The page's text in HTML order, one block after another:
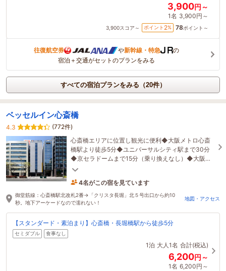
3,900円～
1名 3,900円～
3,900スコア～ ポイント 2% 78ポイント～
往復航空券 や新幹線・特急
の
宿泊＋交通がセットのプランをみる
すべての宿泊プランをみる（20件）
ベッセルイン心斎橋
4.3
(772件)
心斎橋エリアに位置し観光に便利◆大阪メトロ心斎
橋駅より徒歩5分◆ユニバーサルシティ駅まで30分
◆京セラドームまで15分（乗り換えなし）◆大阪城
まで30分（乗り換えなし）◆ウェルカムドリンクサ
4名がこの宿を見ています
1時間前に予約されました
御堂筋線：心斎橋駅北改札2番→「クリスタ長堀」北５号出口から約10
秒。地下アーケードなので濡れない！
地図・アクセス
【スタンダード・素泊まり】心斎橋・長堀橋駅から徒歩5分
セミダブル 食事なし
1泊 大人1名 合計(税込)
6,200円～
1名 6,200円～